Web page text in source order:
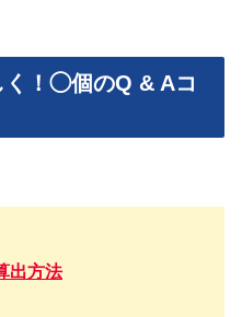
く！◯個のQ & Aコ
出方法